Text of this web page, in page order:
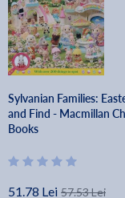
Sylvanian Families:
and Find - Macmillan
Books
51.78 Lei 57.53 Lei